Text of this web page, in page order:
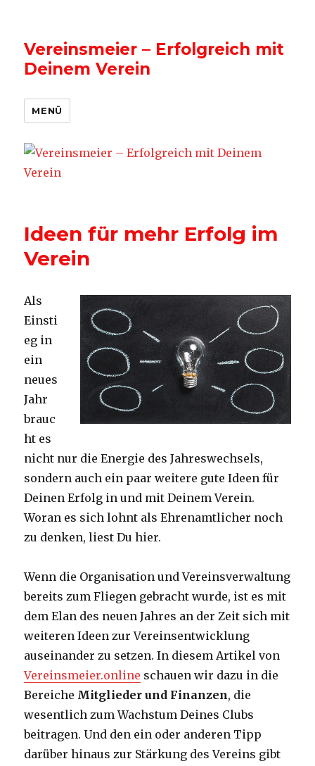
Vereinsmeier – Erfolgreich mit
Deinem Verein
MENÜ
Ideen für mehr Erfolg im
Verein
Als
Einsti
eg in
ein
neues
Jahr
brauc
ht es
nicht nur die Energie des Jahreswechsels,
sondern auch ein paar weitere gute Ideen für
Deinen Erfolg in und mit Deinem Verein.
Woran es sich lohnt als Ehrenamtlicher noch
zu denken, liest Du hier.
Wenn die Organisation und Vereinsverwaltung
bereits zum Fliegen gebracht wurde, ist es mit
dem Elan des neuen Jahres an der Zeit sich mit
weiteren Ideen zur Vereinsentwicklung
auseinander zu setzen. In diesem Artikel von
Vereinsmeier.online schauen wir dazu in die
Bereiche Mitglieder und Finanzen, die
wesentlich zum Wachstum Deines Clubs
beitragen. Und den ein oder anderen Tipp
darüber hinaus zur Stärkung des Vereins gibt